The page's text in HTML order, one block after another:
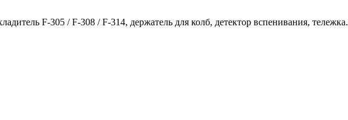
F-305 / F-308 / F-314, держатель для колб, детектор вспенивания, тележка.